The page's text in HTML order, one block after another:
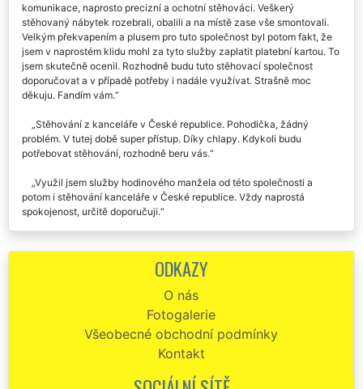
komunikace, naprosto precizní a ochotní stěhováci. Veškerý
stěhovaný nábytek rozebrali, obalili a na místě zase vše smontovali.
Velkým překvapením a plusem pro tuto společnost byl potom fakt, že
jsem v naprostém klidu mohl za tyto služby zaplatit platební kartou. To
jsem skutečně ocenil. Rozhodně budu tuto stěhovací společnost
doporučovat a v případě potřeby i nadále využívat. Strašně moc
děkuju. Fandím vám.
Stěhování z kanceláře v České republice. Pohodička, žádný
problém. V tutej době super přístup. Díky chlapy. Kdykoli budu
potřebovat stěhování, rozhodně beru vás.
Využil jsem služby hodinového manžela od této společnosti a
potom i stěhování kanceláře v České republice. Vždy naprostá
spokojenost, určitě doporučuji.
republice. Přijeli ještě před domluveným termínem, krásně barevně a
čistě oblečení. Vše co jsme si ujednali přesně platilo, a to jak
Naprostá spokojenost se stěhováním kanceláře v České republice,
našich kanceláří v České republice a byli jsme maximálně spokojeni.
ODKAZY
O nás
Fotogalerie
Všeobecné obchodní podmínky
Kontakt